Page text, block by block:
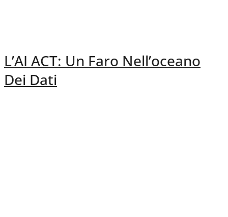
L’AI ACT: Un Faro Nell’oceano
Dei Dati